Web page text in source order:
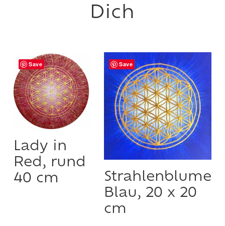
Save
Lady in
Red, rund
40 cm
Save
Strahlenblume
Blau, 20 x 20
cm